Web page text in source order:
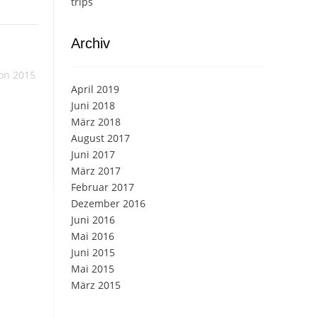
2015
Archiv
April 2019
Juni 2018
März 2018
August 2017
Juni 2017
März 2017
Februar 2017
Dezember 2016
Juni 2016
Mai 2016
Juni 2015
Mai 2015
März 2015